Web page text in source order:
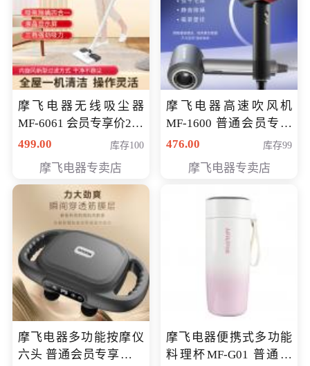
摩飞电器无线吸尘器
MF-6061 会员专享价299
元
499.00 库存100
摩飞电器专卖店
摩飞电器高速吹风机
MF-1600 普通会员专享
价298元
476.00 库存99
摩飞电器专卖店
摩飞电器多功能按摩仪
六头 普通会员专享价格
摩飞电器便携式多功能
料理杯MF-G01 普通会